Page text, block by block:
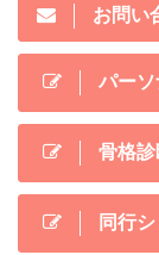
お問い
パー
骨格診
同行